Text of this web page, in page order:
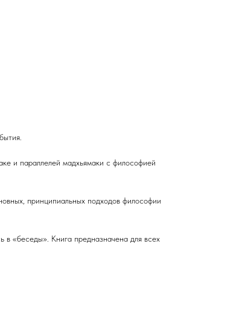
и параллелей мадхьямаки с философией
принципиальных подходов философии
в «беседы». Книга предназначена для всех